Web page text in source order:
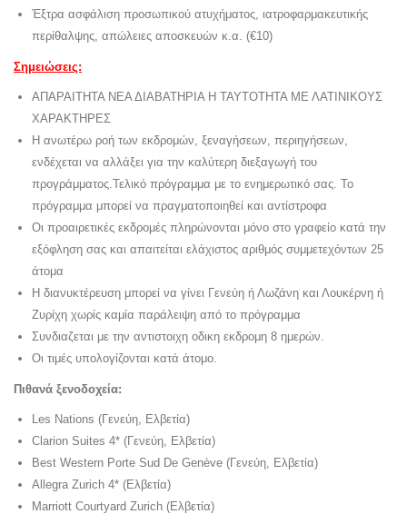
Έξτρα ασφάλιση προσωπικού ατυχήματος, ιατροφαρμακευτικής
περίθαλψης, απώλειες αποσκευών κ.α. (€10)
Σημειώσεις:
ΑΠΑΡΑΙΤΗΤΑ ΝΕΑ ΔΙΑΒΑΤΗΡΙΑ Η ΤΑΥΤΟΤΗΤΑ ΜΕ ΛΑΤΙΝΙΚΟΥΣ
ΧΑΡΑΚΤΗΡΕΣ
Η ανωτέρω ροή των εκδρομών, ξεναγήσεων, περιηγήσεων,
ενδέχεται να αλλάξει για την καλύτερη διεξαγωγή του
προγράμματος.Τελικό πρόγραμμα με το ενημερωτικό σας. Το
πρόγραμμα μπορεί να πραγματοποιηθεί και αντίστροφα
Οι προαιρετικές εκδρομές πληρώνονται μόνο στο γραφείο κατά την
εξόφληση σας και απαιτείται ελάχιστος αριθμός συμμετεχόντων 25
άτομα
Η διανυκτέρευση μπορεί να γίνει Γενεύη ή Λωζάνη και Λουκέρνη ή
Ζυρίχη χωρίς καμία παράλειψη από το πρόγραμμα
Συνδιαζεται με την αντιστοιχη οδικη εκδρομη 8 ημερών.
Οι τιμές υπολογίζονται κατά άτομο.
Πιθανά ξενοδοχεία:
Les Nations (Γενεύη, Ελβετία)
Clarion Suites 4* (Γενεύη, Ελβετία)
Best Western Porte Sud De Genève (Γενεύη, Ελβετία)
Allegra Zurich 4* (Ελβετία)
Marriott Courtyard Zurich (Ελβετία)